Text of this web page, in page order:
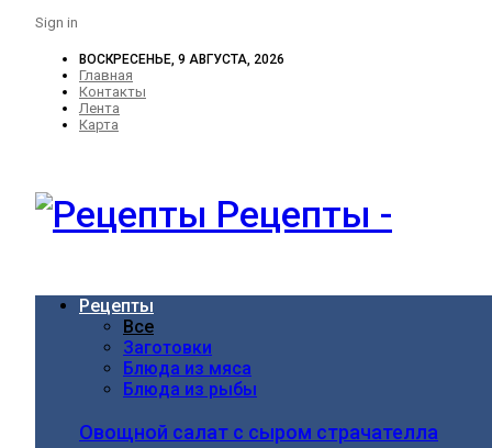
Sign in
ВОСКРЕСЕНЬЕ, 9 АВГУСТА, 2026
Главная
Контакты
Лента
Карта
Рецепты -
Рецепты
Все
Заготовки
Блюда из мяса
Блюда из рыбы
Овощной салат с сыром страчателла